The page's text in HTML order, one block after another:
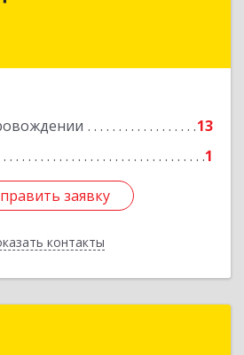
13
1
заявку
контакты
Подробнее
заявку
Назад